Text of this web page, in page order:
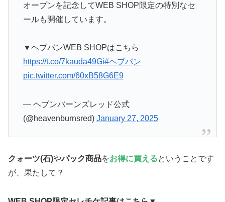
オープンを記念してWEB SHOP限定の特別なセ
ールも開催しています。
▼ヘブバンWEB SHOPはこちら
https://t.co/7kauda49Gi#ヘブバン
pic.twitter.com/60xB58G6E9
— ヘブンバーンズレッド公式
(@heavenburnsred) January 27, 2025
クォーツ(石)やパック商品をお得に買えるということです
が、果たして？